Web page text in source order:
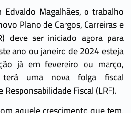
Magalhães, o trabalho
Plano de Cargos, Carreiras e
deve ser iniciado agora para
ano ou janeiro de 2024 esteja
já em fevereiro ou março,
uma nova folga fiscal
Fiscal (LRF).